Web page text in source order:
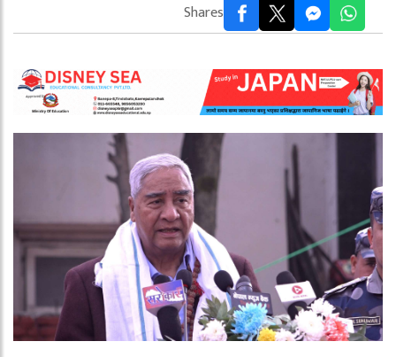
Shares